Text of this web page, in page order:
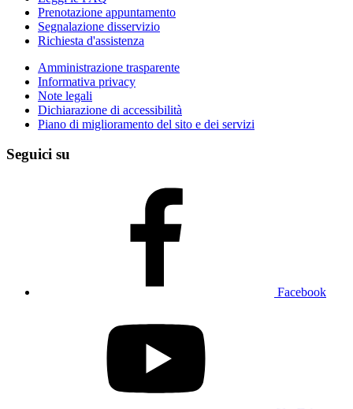
Prenotazione appuntamento
Segnalazione disservizio
Richiesta d'assistenza
Amministrazione trasparente
Informativa privacy
Note legali
Dichiarazione di accessibilità
Piano di miglioramento del sito e dei servizi
Seguici su
Facebook